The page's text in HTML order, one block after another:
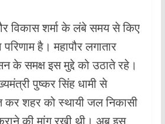
विकास शर्मा के लंबे समय से किए
है। महापौर लगातार
के समक्ष इस मुद्दे को उठाते रहे।
पुष्कर सिंह धामी से
कर शहर को स्थायी जल निकासी
की मांग रखी थी। अब इस